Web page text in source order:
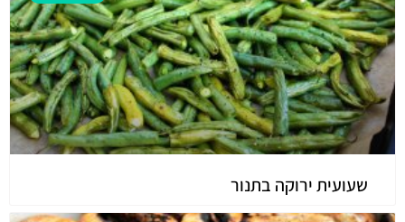
שעועית ירוקה בתנור